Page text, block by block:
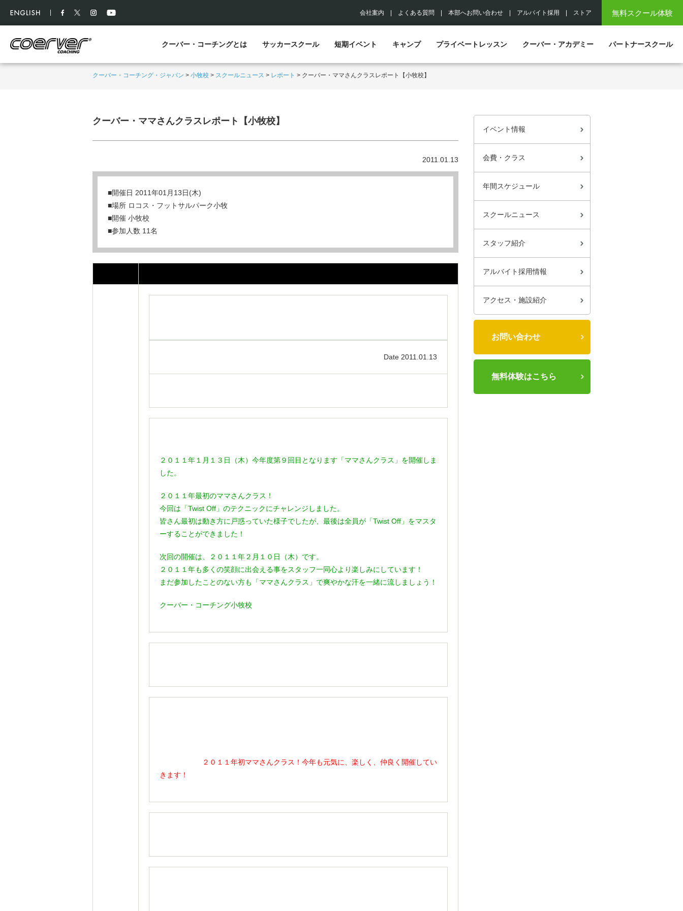
無料スクール体験
会社案内 よくある質問 本部へお問い合わせ アルバイト採用 ストア
クーバー・コーチングとは サッカースクール 短期イベント キャンプ プライベートレッスン クーバー・アカデミー パートナースクール
クーバー・コーチング・ジャパン > 小牧校 > スクールニュース > レポート > クーバー・ママさんクラスレポート【小牧校】
クーバー・ママさんクラスレポート【小牧校】
2011.01.13
■開催日 2011年01月13日(木)
■場所 ロコス・フットサルパーク小牧
■開催 小牧校
■参加人数 11名
Date 2011.01.13
２０１１年１月１３日（木）今年度第９回目となります「ママさんクラス」を開催しま
した。
２０１１年最初のママさんクラス！
今回は「Twist Off」のテクニックにチャレンジしました。
皆さん最初は動き方に戸惑っていた様子でしたが、最後は全員が「Twist Off」をマスタ
ーすることができました！
次回の開催は、２０１１年２月１０日（木）です。
２０１１年も多くの笑顔に出会える事をスタッフ一同心より楽しみにしています！
まだ参加したことのない方も「ママさんクラス」で爽やかな汗を一緒に流しましょう！
クーバー・コーチング小牧校
２０１１年初ママさんクラス！今年も元気に、楽しく、仲良く開催してい
きます！
イベント情報
会費・クラス
年間スケジュール
スクールニュース
スタッフ紹介
アルバイト採用情報
アクセス・施設紹介
お問い合わせ
無料体験はこちら